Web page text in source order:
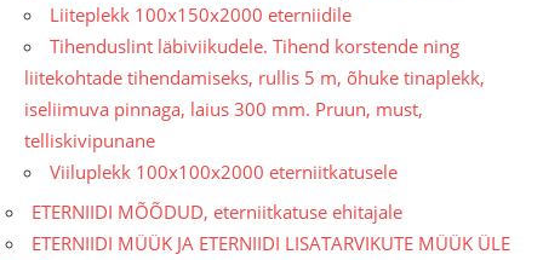
Liiteplekk 100x150x2000 eterniidile
Tihenduslint läbiviikudele. Tihend korstende ning
liitekohtade tihendamiseks, rullis 5 m, õhuke tinaplekk,
iseliimuva pinnaga, laius 300 mm. Pruun, must,
telliskivipunane
Viiluplekk 100x100x2000 eterniitkatusele
ETERNIIDI MÕÕDUD, eterniitkatuse ehitajale
ETERNIIDI MÜÜK JA ETERNIIDI LISATARVIKUTE MÜÜK ÜLE